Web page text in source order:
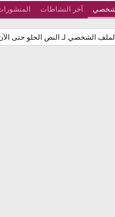
آخر النشاطات
الشخصي لـ النص الحلو حتى